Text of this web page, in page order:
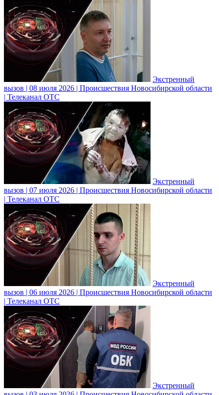
Экстренный
вызов | 08 июля 2026 | Происшествия Новосибирской области
| Телеканал ОТС
Экстренный
вызов | 07 июля 2026 | Происшествия Новосибирской области
| Телеканал ОТС
Экстренный
вызов | 06 июля 2026 | Происшествия Новосибирской области
| Телеканал ОТС
Экстренный